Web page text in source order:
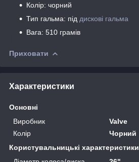
Колір: чорний
Тип гальма: під дискові гальма
Вага: 510 грамів
Приховати
Характеристики
Основні
Виробник
Valve
Колір
Чорний
Користувальницькі характеристики